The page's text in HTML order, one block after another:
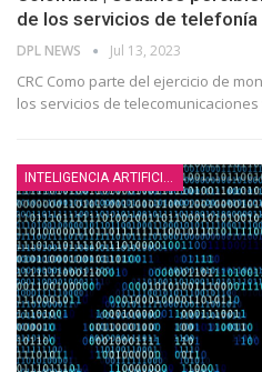
de los servicios de
DPL NEWS Jul 13, 2023
CRC Como parte del ejercicio de
los servicios de telecomunicaciones
INTELIGENCIA ARTIFICIAL